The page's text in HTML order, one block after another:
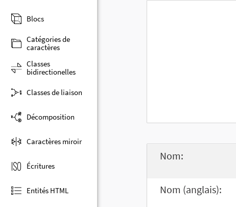
Blocs
Catégories de
caractères
Classes
bidirectionelles
Classes de liaison
Décomposition
Caractères miroir
Écritures
Entités HTML
Nom:
Nom (anglais):